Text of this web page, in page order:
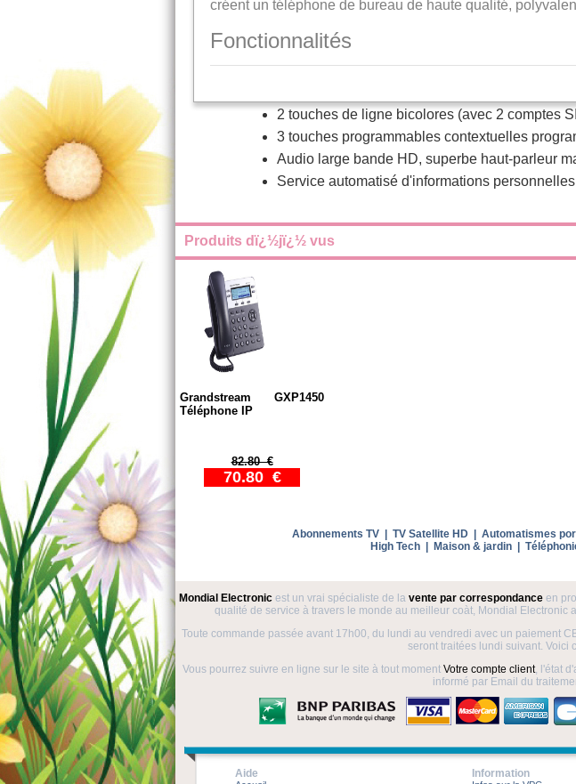
créent un téléphone de bureau de haute qualité,
Fonctionnalités
2 touches de ligne bicolores (avec 2 comptes
3 touches programmables contextuelles
Audio large bande HD, superbe haut-parleur
Service automatisé d'informations
Produits dï¿½jï¿½ vus
Grandstream GXP1450
Téléphone IP
82.80 €
70.80 €
Abonnements TV| TV Satellite HD| Automatismes
High Tech| Maison & jardin|
Mondial Electronic est un vrai spécialiste de la vente par correspondance en
qualité de service à travers le monde au meilleur coàt, Mondial Electronic
Toute commande passée avant 17h00, du lundi au vendredi avec un paiement
seront traitées lundi suivant. Voici
Vous pourrez suivre en ligne sur le site à tout moment Votre compte client, l'état
informé par Email du
Aide Information